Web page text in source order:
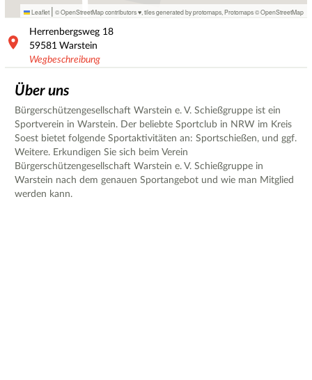
Leaflet | © OpenStreetMap contributors ♥, tiles generated by protomaps Protomaps©OpenStreetMap
Herrenbergsweg 18
59581 Warstein
Wegbeschreibung
Über uns
Bürgerschützengesellschaft Warstein e. V. Schießgruppe ist ein
Sportverein in Warstein. Der beliebte Sportclub in NRW im Kreis
Soest bietet folgende Sportaktivitäten an: Sportschießen, und ggf.
Weitere. Erkundigen Sie sich beim Verein
Bürgerschützengesellschaft Warstein e. V. Schießgruppe in
Warstein nach dem genauen Sportangebot und wie man Mitglied
werden kann.